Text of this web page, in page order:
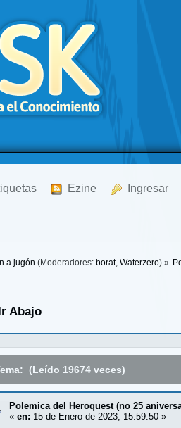
Ezine Ingresar
a jugón (Moderadores: borat, Waterzero) »
Ir Abajo
(Leído 19674 veces)
Polemica del Heroquest (no 25
«en: 15 de Enero de 2023, 15:59:50 »